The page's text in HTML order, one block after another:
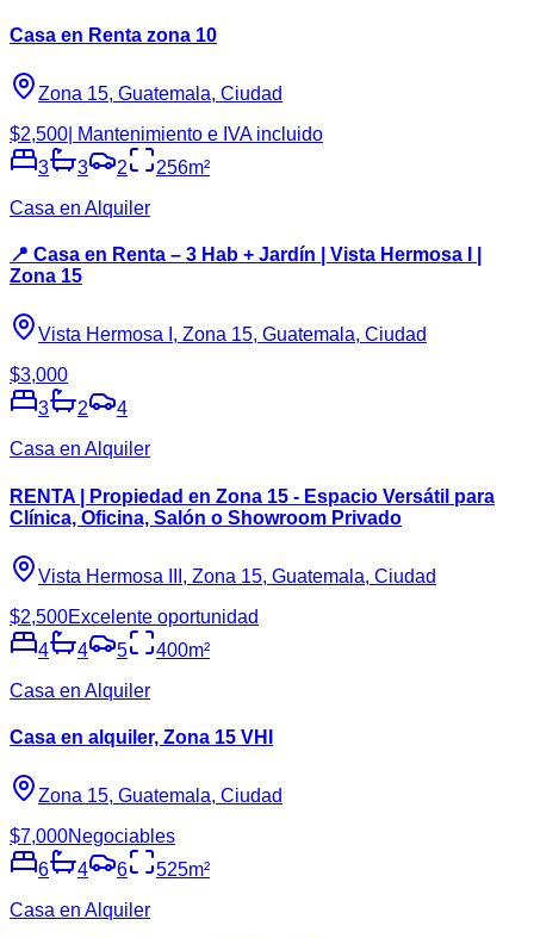
Casa en Renta zona 10
Zona 15, Guatemala, Ciudad
$2,500 | Mantenimiento e IVA incluido
3
3 2 256m²
Casa en Alquiler
📍 Casa en Renta – 3 Hab + Jardín | Vista Hermosa I |
Zona 15
Vista Hermosa I, Zona 15, Guatemala, Ciudad
$3,000
3
2
4
Casa en Alquiler
RENTA | Propiedad en Zona 15 - Espacio Versátil para
Clínica, Oficina, Salón o Showroom Privado
Vista Hermosa III, Zona 15, Guatemala, Ciudad
$2,500Excelente oportunidad
4
4 5 400m²
Casa en Alquiler
Casa en alquiler, Zona 15 VHI
Zona 15, Guatemala, Ciudad
$7,000Negociables
6
4 6 525m²
Casa en Alquiler